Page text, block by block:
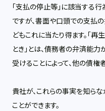
「支払の停止等」に該当する
ですが、書面や口頭での支払
どもこれに当たり得ます。「
とき」とは、債務者の弁済能
受けることによって、他の債権
貴社が、これらの事実を知ら
ことができます。